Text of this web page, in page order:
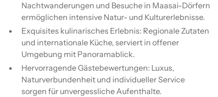
Nachtwanderungen und Besuche in Maasai-Dörfern
ermöglichen intensive Natur- und Kulturerlebnisse.
Exquisites kulinarisches Erlebnis: Regionale Zutaten
und internationale Küche, serviert in offener
Umgebung mit Panoramablick.
Hervorragende Gästebewertungen: Luxus,
Naturverbundenheit und individueller Service
sorgen für unvergessliche Aufenthalte.